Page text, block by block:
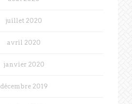
juillet 2020
avril 2020
janvier 2020
décembre 2019